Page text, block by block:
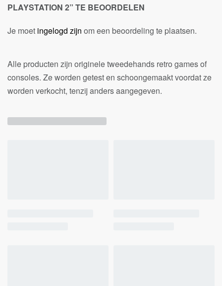
PLAYSTATION 2” TE BEOORDELEN
Je moet ingelogd zijn om een beoordeling te plaatsen.
Alle producten zijn originele tweedehands retro games of
consoles. Ze worden getest en schoongemaakt voordat ze
worden verkocht, tenzij anders aangegeven.